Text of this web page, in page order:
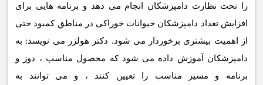
را تحت نظارت دامپزشکان انجام می دهد و برنامه هایی برای
افزایش تعداد دامپزشکان حیوانات خوراکی در مناطق کمبود حتی
از اهمیت بیشتری برخوردار می شود. دکتر هولزر می نویسد: به
دامپزشکان آموزش داده می شود که محصول مناسب ، دوز و
برنامه و مسیر مناسب را تعیین کنند ، و می توانند به